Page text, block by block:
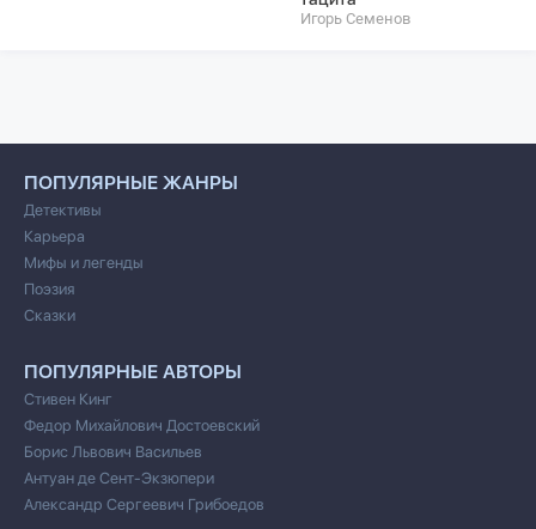
Игорь Семенов
ПОПУЛЯРНЫЕ ЖАНРЫ
Детективы
Карьера
Мифы и легенды
Поэзия
Сказки
ПОПУЛЯРНЫЕ АВТОРЫ
Стивен Кинг
Федор Михайлович Достоевский
Борис Львович Васильев
Антуан де Сент-Экзюпери
Александр Сергеевич Грибоедов